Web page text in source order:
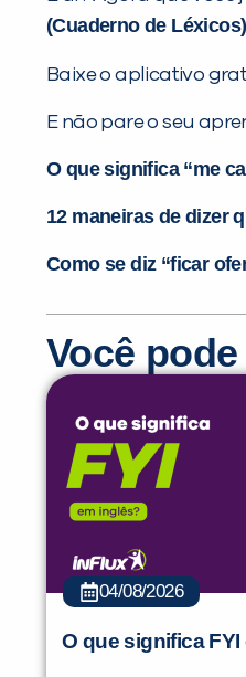
(Cuaderno de Léxicos)
Baixe o aplicativo
E não pare o seu
O que significa “me
12 maneiras de dizer
Como se diz “ficar
Você
04/08/2026
O que significa